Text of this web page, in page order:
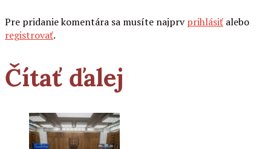
Pre pridanie komentára sa musíte najprvprihlásiť alebo
registrovať.
Čítať ďalej